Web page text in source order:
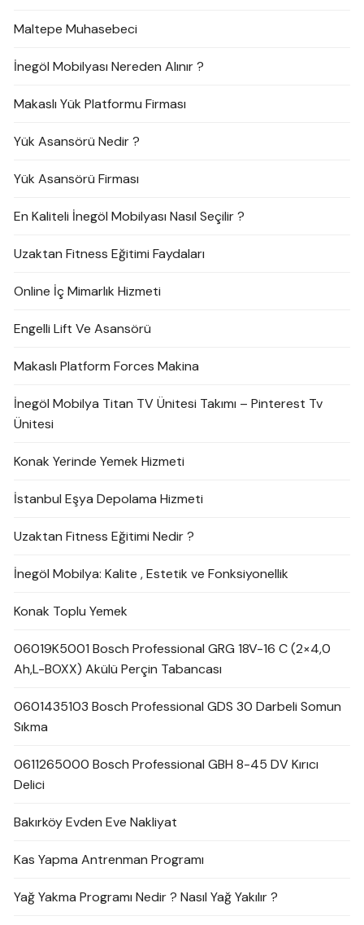
Maltepe Muhasebeci
İnegöl Mobilyası Nereden Alınır ?
Makaslı Yük Platformu Firması
Yük Asansörü Nedir ?
Yük Asansörü Firması
En Kaliteli İnegöl Mobilyası Nasıl Seçilir ?
Uzaktan Fitness Eğitimi Faydaları
Online İç Mimarlık Hizmeti
Engelli Lift Ve Asansörü
Makaslı Platform Forces Makina
İnegöl Mobilya Titan TV Ünitesi Takımı – Pinterest Tv
Ünitesi
Konak Yerinde Yemek Hizmeti
İstanbul Eşya Depolama Hizmeti
Uzaktan Fitness Eğitimi Nedir ?
İnegöl Mobilya: Kalite , Estetik ve Fonksiyonellik
Konak Toplu Yemek
06019K5001 Bosch Professional GRG 18V-16 C (2×4,0
Ah,L-BOXX) Akülü Perçin Tabancası
0601435103 Bosch Professional GDS 30 Darbeli Somun
Sıkma
0611265000 Bosch Professional GBH 8-45 DV Kırıcı
Delici
Bakırköy Evden Eve Nakliyat
Kas Yapma Antrenman Programı
Yağ Yakma Programı Nedir ? Nasıl Yağ Yakılır ?